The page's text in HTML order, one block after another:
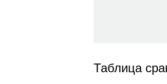
Таблица